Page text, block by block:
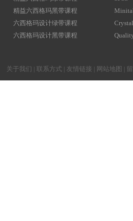
精益六西格玛黑带课程
六西格玛设计绿带课程
六西格玛设计黑带课程
关于我们 | 联系方式 | 友情链接 | 网站地图 |